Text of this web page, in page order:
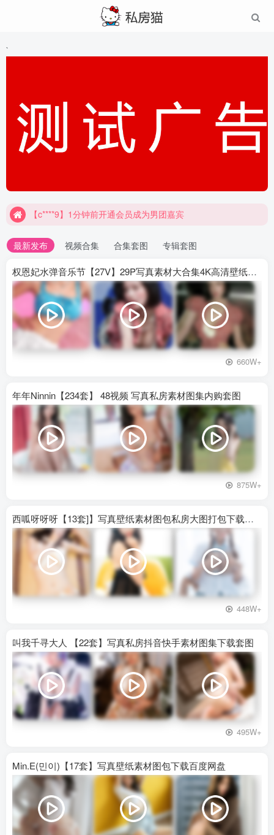
`
【c****9】1分钟前开通会员成为男团嘉宾
最新发布 视频合集 合集套图 专辑套图
权恩妃水弹音乐节【27V】29P写真素材大合集4K高清壁纸照片素材
660W+
年年Ninnin【234套】 48视频 写真私房素材图集内购套图
875W+
西呱呀呀呀【13套]】写真壁纸素材图包私房大图打包下载百度网盘
448W+
叫我千寻大人 【22套】写真私房抖音快手素材图集下载套图
495W+
Min.E(민이)【17套】写真壁纸素材图包下载百度网盘